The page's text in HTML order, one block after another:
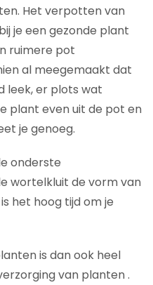
Het verpotten van
je een gezonde plant
ruimere pot
al meegemaakt dat
leek, er plots wat
plant even uit de pot en
je genoeg.
onderste
wortelkluit de vorm van
het hoog tijd om je
is dan ook heel
van planten .